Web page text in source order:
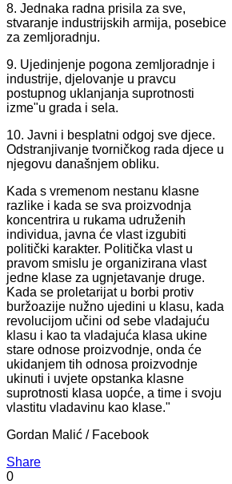
8. Jednaka radna prisila za sve,
stvaranje industrijskih armija, posebice
za zemljoradnju.
9. Ujedinjenje pogona zemljoradnje i
industrije, djelovanje u pravcu
postupnog uklanjanja suprotnosti
izme"u grada i sela.
10. Javni i besplatni odgoj sve djece.
Odstranjivanje tvorničkog rada djece u
njegovu današnjem obliku.
Kada s vremenom nestanu klasne
razlike i kada se sva proizvodnja
koncentrira u rukama udruženih
individua, javna će vlast izgubiti
politički karakter. Politička vlast u
pravom smislu je organizirana vlast
jedne klase za ugnjetavanje druge.
Kada se proletarijat u borbi protiv
buržoazije nužno ujedini u klasu, kada
revolucijom učini od sebe vladajuću
klasu i kao ta vladajuća klasa ukine
stare odnose proizvodnje, onda će
ukidanjem tih odnosa proizvodnje
ukinuti i uvjete opstanka klasne
suprotnosti klasa uopće, a time i svoju
vlastitu vladavinu kao klase."
Gordan Malić / Facebook
Share
0